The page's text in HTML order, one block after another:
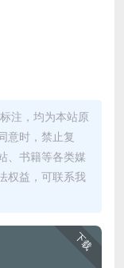
注，均为本站原
意时，禁止复
、书籍等各类媒
权益，可联系我
下载